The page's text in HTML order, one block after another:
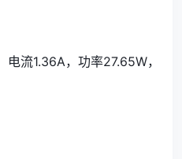
流1.36A，功率27.65W，